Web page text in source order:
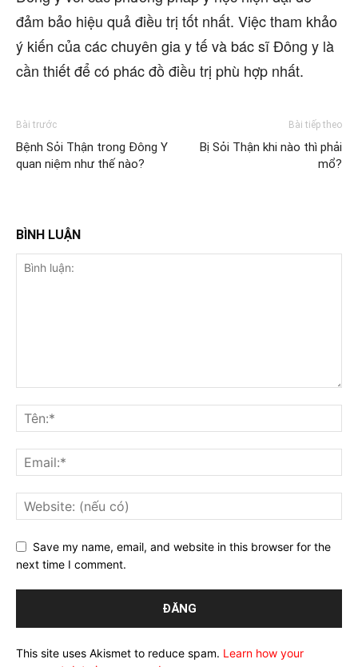
đảm bảo hiệu quả điều trị tốt nhất. Việc tham khảo
ý kiến của các chuyên gia y tế và bác sĩ Đông y là
cần thiết để có phác đồ điều trị phù hợp nhất.
Bài trước
Bệnh Sỏi Thận trong Đông Y
quan niệm như thế nào?
Bài tiếp theo
Bị Sỏi Thận khi nào thì phải
mổ?
BÌNH LUẬN
Save my name, email, and website in this browser for the
next time I comment.
This site uses Akismet to reduce spam. Learn how your